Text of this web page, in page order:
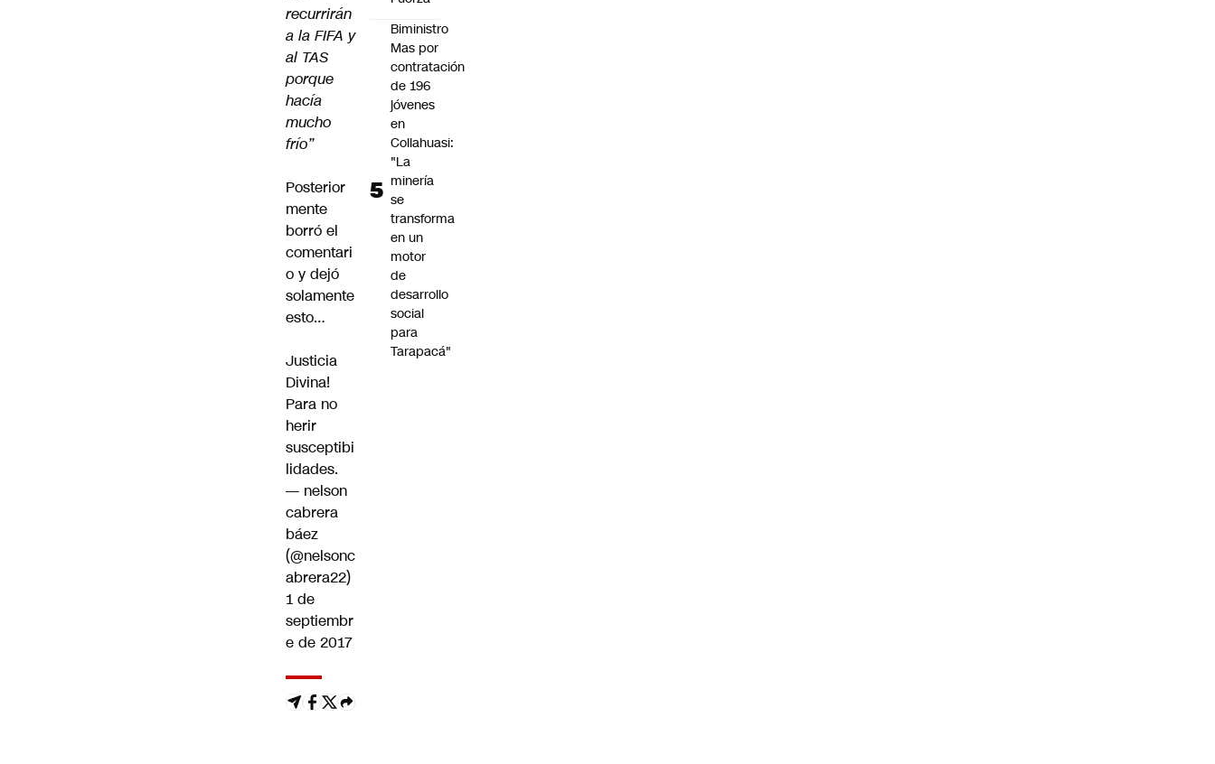
recurrirán
a la FIFA y
al TAS
porque
hacía
mucho
frío”
Posterior
mente
borró el
comentari
o y dejó
solamente
esto…
Justicia
Divina!
Para no
herir
susceptibi
lidades.
— nelson
cabrera
báez
(@nelsonc
abrera22)
1 de
septiembr
e de 2017
Biministro
Mas por
contratación
de 196
jóvenes
en
Collahuasi:
"La
minería
se
transforma
en un
motor
de
desarrollo
social
para
Tarapacá"